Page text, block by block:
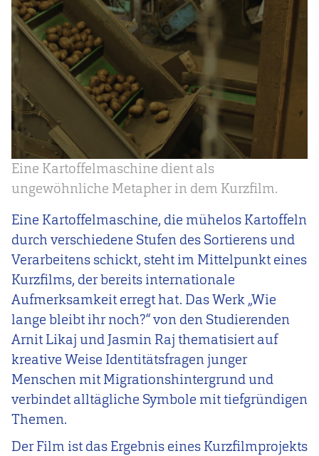
Eine Kartoffelmaschine dient als
ungewöhnliche Metapher in dem Kurzfilm.
Eine Kartoffelmaschine, die mühelos Kartoffeln
durch verschiedene Stufen des Sortierens und
Verarbeitens schickt, steht im Mittelpunkt eines
Kurzfilms, der bereits internationale
Aufmerksamkeit erregt hat. Das Werk „Wie
lange bleibt ihr noch?“ von den Studierenden
Arnit Likaj und Jasmin Raj thematisiert auf
kreative Weise Identitätsfragen junger
Menschen mit Migrationshintergrund und
verbindet alltägliche Symbole mit tiefgründigen
Themen.
Der Film ist das Ergebnis eines Kurzfilmprojekts